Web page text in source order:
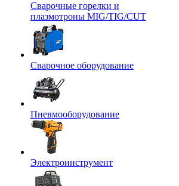
Сварочные горелки и
плазмотроны MIG/TIG/CUT
Сварочное оборудование
Пневмооборудование
Электроинструмент